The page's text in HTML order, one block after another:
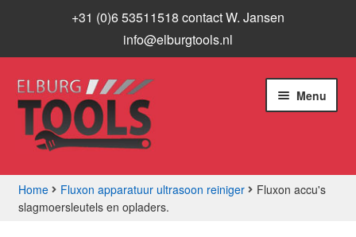
+31 (0)6 53511518 contact W. Jansen
info@elburgtools.nl
Ga
door
naar
navigatie
Ga
naar
inhoud
Menu
Assortiment
Home Fluxon apparatuur ultrasoon reiniger
Fluxon accu's
slagmoersleutels en opladers.